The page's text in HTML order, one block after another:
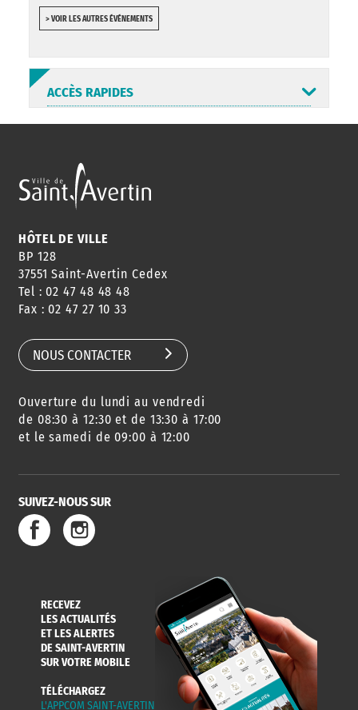
> VOIR LES AUTRES ÉVÉNEMENTS
ACCÈS RAPIDES
ANNUAIRE
HORAIRES
CONSEILS
DE QUARTIER
AGENDA
DES SORTIES
URBANISME
SERVICE
DE L'EAU
HÔTEL DE VILLE
BP 128
37551 Saint-Avertin Cedex
Tel : 02 47 48 48 48
Fax : 02 47 27 10 33
NOUS CONTACTER
Ouverture du lundi au vendredi
de 08:30 à 12:30 et de 13:30 à 17:00
et le samedi de 09:00 à 12:00
SUIVEZ-NOUS SUR
RECEVEZ
LES ACTUALITÉS
ET LES ALERTES
DE SAINT-AVERTIN
SUR VOTRE MOBILE
TÉLÉCHARGEZ
L'APPCOM SAINT-AVERTIN